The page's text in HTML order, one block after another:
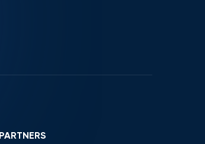
PARTNERS